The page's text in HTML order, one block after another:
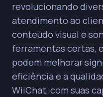
revolucionando
atendimento ao
conteúdo visual e
ferramentas certas,
podem melhorar
eficiência e a
WiiChat, com suas